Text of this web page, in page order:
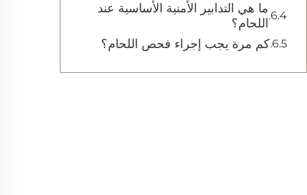
ما هي التدابير الأمنية الأساسية عند
اللحام؟
كم مرة يجب إجراء فحص اللحام؟